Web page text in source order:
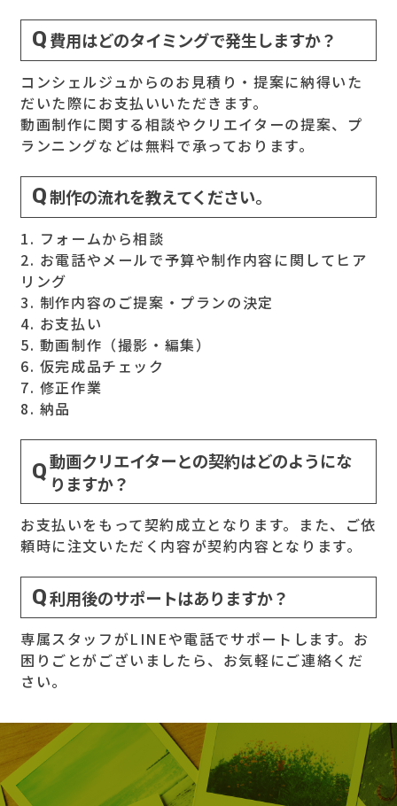
費用はどのタイミングで発生しますか？
コンシェルジュからのお見積り・提案に納得いた
だいた際にお支払いいただきます。
動画制作に関する相談やクリエイターの提案、プ
ランニングなどは無料で承っております。
制作の流れを教えてください。
1. フォームから相談
2. お電話やメールで予算や制作内容に関してヒア
リング
3. 制作内容のご提案・プランの決定
4. お支払い
5. 動画制作（撮影・編集）
6. 仮完成品チェック
7. 修正作業
8. 納品
動画クリエイターとの契約はどのようにな
りますか？
お支払いをもって契約成立となります。また、ご依
頼時に注文いただく内容が契約内容となります。
利用後のサポートはありますか？
専属スタッフがLINEや電話でサポートします。お
困りごとがございましたら、お気軽にご連絡くだ
さい。